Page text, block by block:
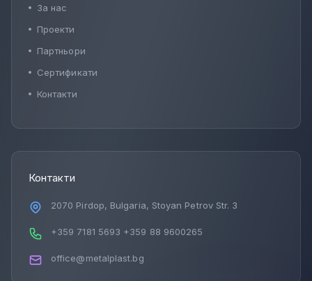
За нас
Проекти
Партньори
Сертификати
Контакти
Контакти
2070 Pirdop, Bulgaria, Stoyan Petrov Str. 3
+359 7181 5693 +359 88 9600265
office@metalplast.bg